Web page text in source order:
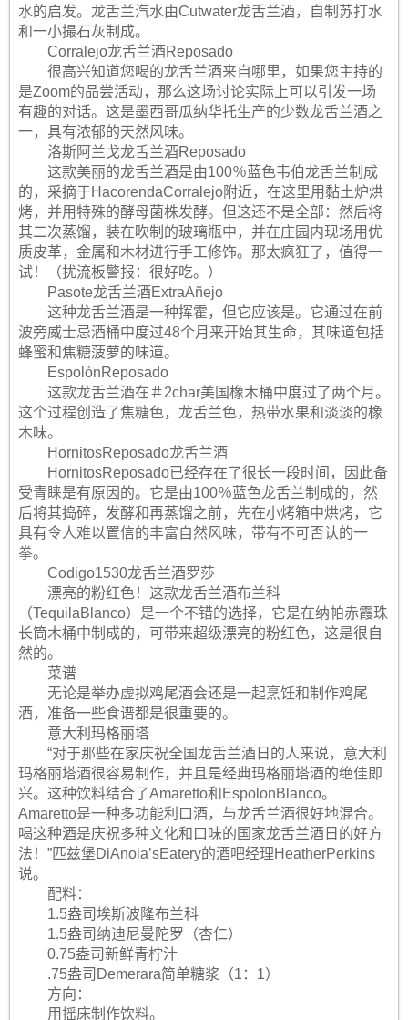
水的启发。龙舌兰汽水由Cutwater龙舌兰酒，自制苏打水
和一小撮石灰制成。
Corralejo龙舌兰酒Reposado
很高兴知道您喝的龙舌兰酒来自哪里，如果您主持的
是Zoom的品尝活动，那么这场讨论实际上可以引发一场
有趣的对话。这是墨西哥瓜纳华托生产的少数龙舌兰酒之
一，具有浓郁的天然风味。
洛斯阿兰戈龙舌兰酒Reposado
这款美丽的龙舌兰酒是由100％蓝色韦伯龙舌兰制成
的，采摘于HacorendaCorralejo附近，在这里用黏土炉烘
烤，并用特殊的酵母菌株发酵。但这还不是全部：然后将
其二次蒸馏，装在吹制的玻璃瓶中，并在庄园内现场用优
质皮革，金属和木材进行手工修饰。那太疯狂了，值得一
试！（扰流板警报：很好吃。）
Pasote龙舌兰酒ExtraAñejo
这种龙舌兰酒是一种挥霍，但它应该是。它通过在前
波旁威士忌酒桶中度过48个月来开始其生命，其味道包括
蜂蜜和焦糖菠萝的味道。
EspolònReposado
这款龙舌兰酒在＃2char美国橡木桶中度过了两个月。
这个过程创造了焦糖色，龙舌兰色，热带水果和淡淡的橡
木味。
HornitosReposado龙舌兰酒
HornitosReposado已经存在了很长一段时间，因此备
受青睐是有原因的。它是由100％蓝色龙舌兰制成的，然
后将其捣碎，发酵和再蒸馏之前，先在小烤箱中烘烤，它
具有令人难以置信的丰富自然风味，带有不可否认的一
拳。
Codigo1530龙舌兰酒罗莎
漂亮的粉红色！这款龙舌兰酒布兰科
（TequilaBlanco）是一个不错的选择，它是在纳帕赤霞珠
长筒木桶中制成的，可带来超级漂亮的粉红色，这是很自
然的。
菜谱
无论是举办虚拟鸡尾酒会还是一起烹饪和制作鸡尾
酒，准备一些食谱都是很重要的。
意大利玛格丽塔
“对于那些在家庆祝全国龙舌兰酒日的人来说，意大利
玛格丽塔酒很容易制作，并且是经典玛格丽塔酒的绝佳即
兴。这种饮料结合了Amaretto和EspolonBlanco。
Amaretto是一种多功能利口酒，与龙舌兰酒很好地混合。
喝这种酒是庆祝多种文化和口味的国家龙舌兰酒日的好方
法！”匹兹堡DiAnoia’sEatery的酒吧经理HeatherPerkins
说。
配料：
1.5盎司埃斯波隆布兰科
1.5盎司纳迪尼曼陀罗（杏仁）
0.75盎司新鲜青柠汁
.75盎司Demerara简单糖浆（1：1）
方向：
用摇床制作饮料。